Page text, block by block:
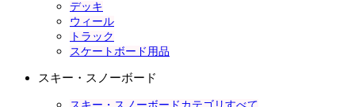
デッキ
ウィール
トラック
スケートボード用品
スキー・スノーボード